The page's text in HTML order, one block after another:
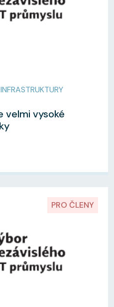
velmi vysoké
PRO ČLENY